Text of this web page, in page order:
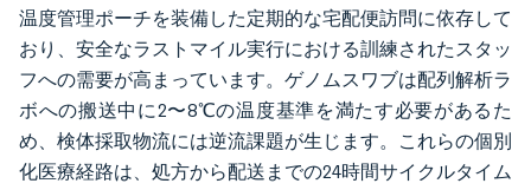
温度管理ポーチを装備した定期的な宅配便訪問に依存して
おり、安全なラストマイル実行における訓練されたスタッ
フへの需要が高まっています。ゲノムスワブは配列解析ラ
ボへの搬送中に2〜8℃の温度基準を満たす必要があるた
め、検体採取物流には逆流課題が生じます。これらの個別
化医療経路は、処方から配送までの24時間サイクルタイム